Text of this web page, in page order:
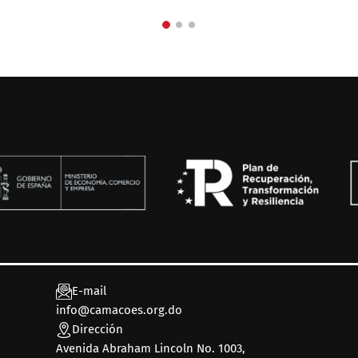
E-mail
info@camacoes.org.do
Dirección
Avenida Abraham Lincoln No. 1003,